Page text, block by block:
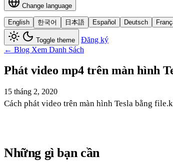
Change language
English 한국어 日本語 Español Deutsch
Toggle theme
Đăng ký
← Blog Xem Danh Sách
Phát video mp4 trên màn hình
15 tháng 2, 2020
Cách phát video trên màn hình Tesla bằng
Những gì bạn cần